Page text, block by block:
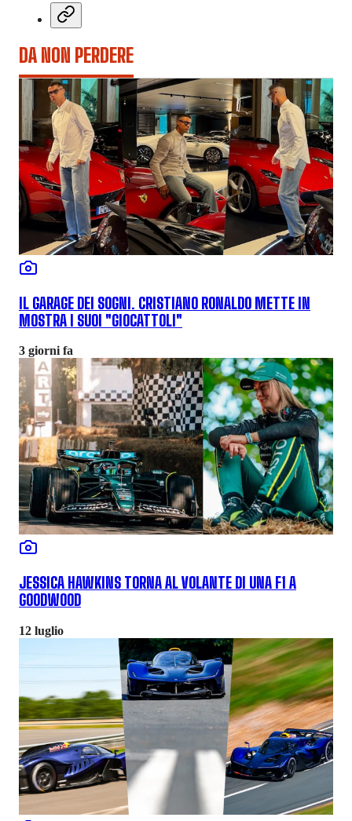
DA NON PERDERE
IL GARAGE DEI SOGNI. CRISTIANO RONALDO METTE IN
MOSTRA I SUOI "GIOCATTOLI"
3 giorni fa
JESSICA HAWKINS TORNA AL VOLANTE DI UNA F1 A
GOODWOOD
12 luglio